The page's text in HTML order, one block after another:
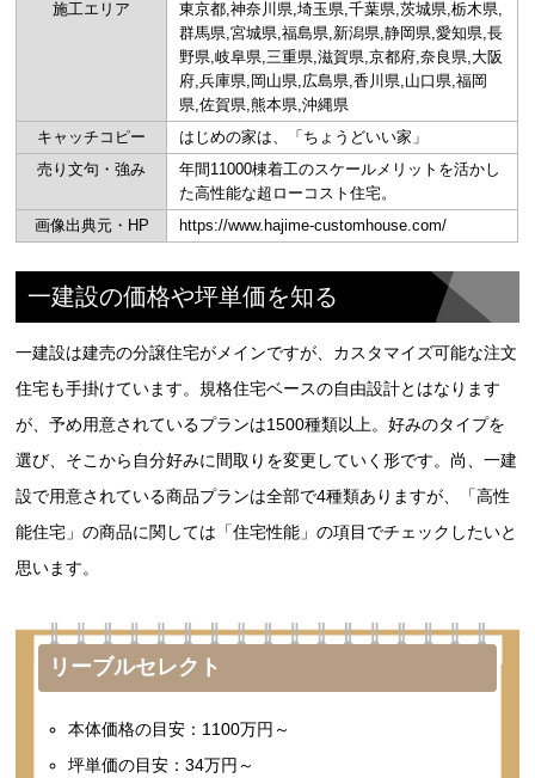
施工エリア
東京都,神奈川県,埼玉県,千葉県,茨城県,栃木県,
群馬県,宮城県,福島県,新潟県,静岡県,愛知県,長
野県,岐阜県,三重県,滋賀県,京都府,奈良県,大阪
府,兵庫県,岡山県,広島県,香川県,山口県,福岡
県,佐賀県,熊本県,沖縄県
キャッチコピー
はじめの家は、「ちょうどいい家」
売り文句・強み
年間11000棟着工のスケールメリットを活かし
た高性能な超ローコスト住宅。
画像出典元・HP
https://www.hajime-customhouse.com/
一建設の価格や坪単価を知る
一建設は建売の分譲住宅がメインですが、カスタマイズ可能な注文
住宅も手掛けています。規格住宅ベースの自由設計とはなります
が、予め用意されているプランは1500種類以上。好みのタイプを
選び、そこから自分好みに間取りを変更していく形です。尚、一建
設で用意されている商品プランは全部で4種類ありますが、「高性
能住宅」の商品に関しては「住宅性能」の項目でチェックしたいと
思います。
リーブルセレクト
本体価格の目安：1100万円～
坪単価の目安：34万円～